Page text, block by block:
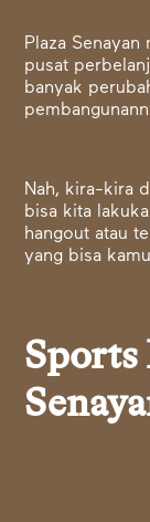
Plaza
pusat
banyak
Nah, kira-kira
bisa kita
hangout atau
yang bisa
Sports